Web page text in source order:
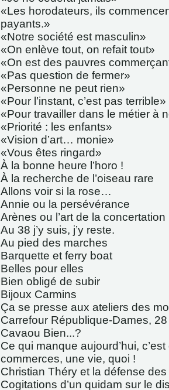
Les horodateurs, ils
payants.
Notre société est masculin
On enlève tout, on refait tout
On est des pauvres
Pas question de fermer
Personne ne peut rien
Pour l’instant, c’est pas terrible
Pour travailler dans le métier à
Priorité : les enfants
Vision d’art… monie
Vous êtes ringard
À la bonne heure l’horo !
À la recherche de l’oiseau rare
Allons voir si la rose…
Annie ou la persévérance
Arènes ou l’art de la concertation
Au 38 j’y suis, j’y reste.
Au pied des marches
Barquette et ferry boat
Belles pour elles
Bien obligé de subir
Bijoux Carmins
Ça se presse aux ateliers des
Carrefour République-Dames,
Cavaou Bien...?
Ce qui manque aujourd’hui, c’est
commerces, une vie, quoi !
Christian Théry et la défense
Cogitations d’un quidam sur le